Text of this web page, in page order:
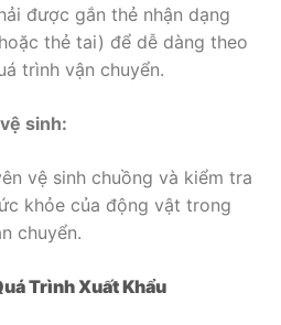
được gắn thẻ nhận dạng
thẻ tai) để dễ dàng theo
trình vận chuyển.
sinh:
vệ sinh chuồng và kiểm tra
khỏe của động vật trong
chuyển.
Trình Xuất Khẩu